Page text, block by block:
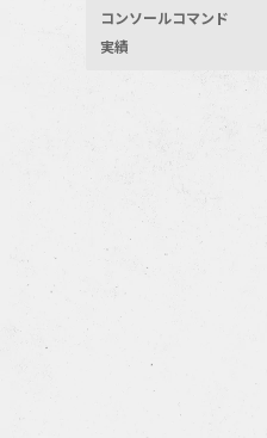
コンソールコマンド
実績